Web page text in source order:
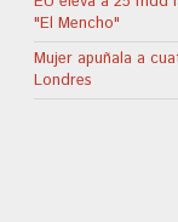
"El Mencho"
Mujer apuñala a
Londres